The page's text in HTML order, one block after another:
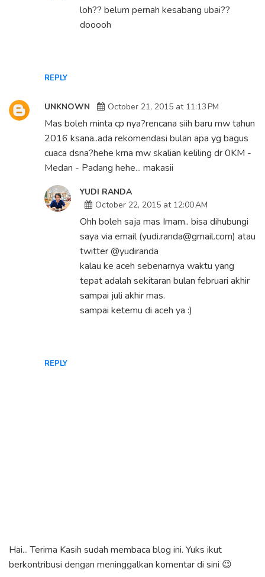
REPLY
loh?? belum pernah kesabang ubai??
dooooh
UNKNOWN October 21, 2015 at 11:13 PM
Mas boleh minta cp nya?rencana siih baru mw tahun
2016 ksana..ada rekomendasi bulan apa yg bagus
cuaca dsna?hehe krna mw skalian keliling dr 0KM -
Medan - Padang hehe... makasii
REPLY
YUDI RANDA
October 22, 2015 at 12:00 AM
Ohh boleh saja mas Imam.. bisa dihubungi
saya via email (yudi.randa@gmail.com) atau
twitter @yudiranda
kalau ke aceh sebenarnya waktu yang
tepat adalah sekitaran bulan februari akhir
sampai juli akhir mas.
sampai ketemu di aceh ya :)
Hai... Terima Kasih sudah membaca blog ini. Yuks ikut
berkontribusi dengan meninggalkan komentar di sini 😉